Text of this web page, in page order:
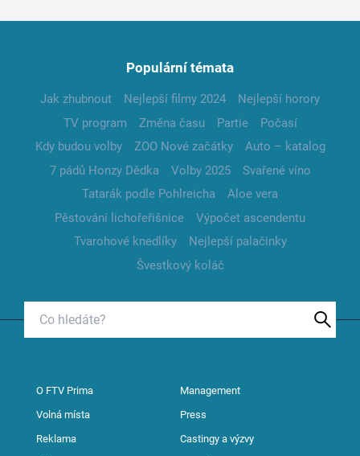
Populární témata
Jak zhubnout Nejlepší filmy 2024
Nejlepší horory
TV program
Změna času Partie
Počasí
Kdy budou volby
ZOO Nové začátky
Auto – katalog
7 pádů Honzy Dědka
Volby 2025
Svařené víno
Tatarák podle Pohlreicha
Aloe vera
Pěstování lichořeřišnice
Výpočet ascendentu
Tvarohové knedlíky
Nejlepší palačinky
Švestkový koláč
O FTV Prima Management
Volná místa Press
Reklama Castingy a výzvy